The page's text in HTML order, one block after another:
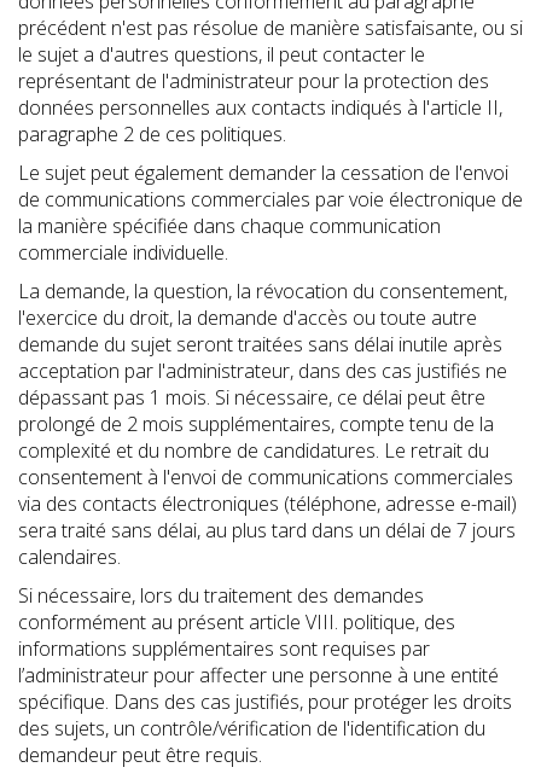
précédent n'est pas résolue de manière satisfaisante, ou si
le sujet a d'autres questions, il peut contacter le
représentant de l'administrateur pour la protection des
données personnelles aux contacts indiqués à l'article II,
paragraphe 2 de ces politiques.
Le sujet peut également demander la cessation de l'envoi
de communications commerciales par voie électronique de
la manière spécifiée dans chaque communication
commerciale individuelle.
La demande, la question, la révocation du consentement,
l'exercice du droit, la demande d'accès ou toute autre
demande du sujet seront traitées sans délai inutile après
acceptation par l'administrateur, dans des cas justifiés ne
dépassant pas 1 mois. Si nécessaire, ce délai peut être
prolongé de 2 mois supplémentaires, compte tenu de la
complexité et du nombre de candidatures. Le retrait du
consentement à l'envoi de communications commerciales
via des contacts électroniques (téléphone, adresse e-mail)
sera traité sans délai, au plus tard dans un délai de 7 jours
calendaires.
Si nécessaire, lors du traitement des demandes
conformément au présent article VIII. politique, des
informations supplémentaires sont requises par
l’administrateur pour affecter une personne à une entité
spécifique. Dans des cas justifiés, pour protéger les droits
des sujets, un contrôle/vérification de l'identification du
demandeur peut être requis.